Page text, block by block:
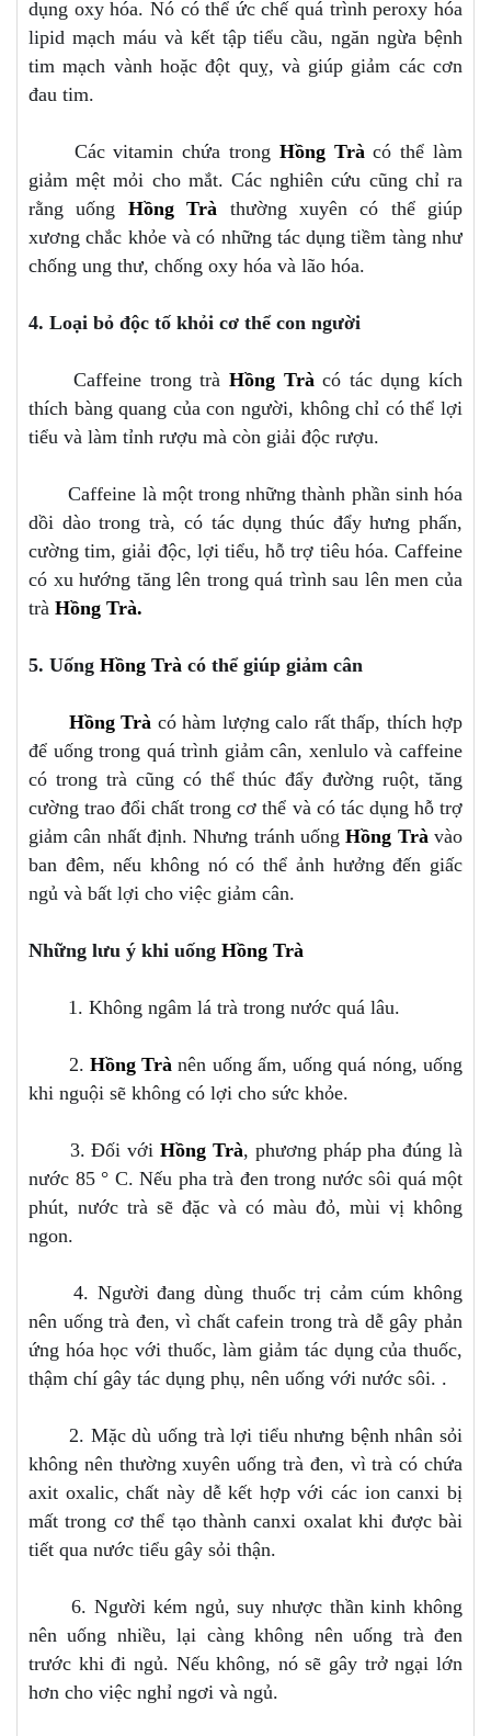
dụng oxy hóa. Nó có thể ức chế quá trình peroxy hóa
lipid mạch máu và kết tập tiểu cầu, ngăn ngừa bệnh
tim mạch vành hoặc đột quỵ, và giúp giảm các cơn
đau tim.
Các vitamin chứa trong Hồng Trà có thể làm
giảm mệt mỏi cho mắt. Các nghiên cứu cũng chỉ ra
rằng uống Hồng Trà thường xuyên có thể giúp
xương chắc khỏe và có những tác dụng tiềm tàng như
chống ung thư, chống oxy hóa và lão hóa.
4. Loại bỏ độc tố khỏi cơ thể con người
Caffeine trong trà Hồng Trà có tác dụng kích
thích bàng quang của con người, không chỉ có thể lợi
tiểu và làm tỉnh rượu mà còn giải độc rượu.
Caffeine là một trong những thành phần sinh hóa
dồi dào trong trà, có tác dụng thúc đẩy hưng phấn,
cường tim, giải độc, lợi tiểu, hỗ trợ tiêu hóa. Caffeine
có xu hướng tăng lên trong quá trình sau lên men của
trà Hồng Trà.
5. Uống Hồng Trà có thể giúp giảm cân
Hồng Trà có hàm lượng calo rất thấp, thích hợp
để uống trong quá trình giảm cân, xenlulo và caffeine
có trong trà cũng có thể thúc đẩy đường ruột, tăng
cường trao đổi chất trong cơ thể và có tác dụng hỗ trợ
giảm cân nhất định. Nhưng tránh uốngHồng Trà vào
ban đêm, nếu không nó có thể ảnh hưởng đến giấc
ngủ và bất lợi cho việc giảm cân.
Những lưu ý khi uống Hồng Trà
1. Không ngâm lá trà trong nước quá lâu.
2. Hồng Trà nên uống ấm, uống quá nóng, uống
khi nguội sẽ không có lợi cho sức khỏe.
3. Đối vớiHồng Trà, phương pháp pha đúng là
nước 85 ° C. Nếu pha trà đen trong nước sôi quá một
phút, nước trà sẽ đặc và có màu đỏ, mùi vị không
ngon.
4. Người đang dùng thuốc trị cảm cúm không
nên uống trà đen, vì chất cafein trong trà dễ gây phản
ứng hóa học với thuốc, làm giảm tác dụng của thuốc,
thậm chí gây tác dụng phụ, nên uống với nước sôi. .
2. Mặc dù uống trà lợi tiểu nhưng bệnh nhân sỏi
không nên thường xuyên uống trà đen, vì trà có chứa
axit oxalic, chất này dễ kết hợp với các ion canxi bị
mất trong cơ thể tạo thành canxi oxalat khi được bài
tiết qua nước tiểu gây sỏi thận.
6. Người kém ngủ, suy nhược thần kinh không
nên uống nhiều, lại càng không nên uống trà đen
trước khi đi ngủ. Nếu không, nó sẽ gây trở ngại lớn
hơn cho việc nghỉ ngơi và ngủ.